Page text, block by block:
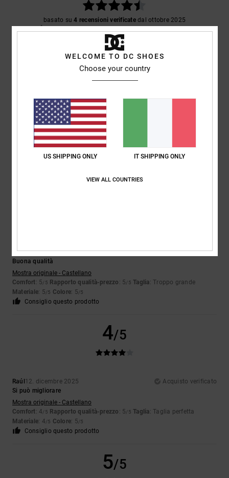
basato su4 recensioni verificatedal ottobre 2025
Comfort
Rapporto qualità-prezzo
Taglia
Troppo piccolo
Materiale
Colore
Carlos17. dicembre 2025
Acquisto verificato
Buona qualità
Mostra originale - Castellano
Comfort: 5/5 Rapporto qualità-prezzo : 5/5 Taglia: Troppo grande
Materiale: 5/5 Colore: 5/5
Consiglio questo prodotto
4/5
Raúl 12. dicembre 2025
Acquisto verificato
Si può migliorare
Mostra originale - Castellano
Comfort: 4/5 Rapporto qualità-prezzo : 5/5 Taglia: Taglia perfetta
Materiale: 4/5 Colore: 5/5
Consiglio questo prodotto
5/5
WELCOME TO DC SHOES
Choose your country
US SHIPPING ONLY IT SHIPPING ONLY
VIEW ALL COUNTRIES